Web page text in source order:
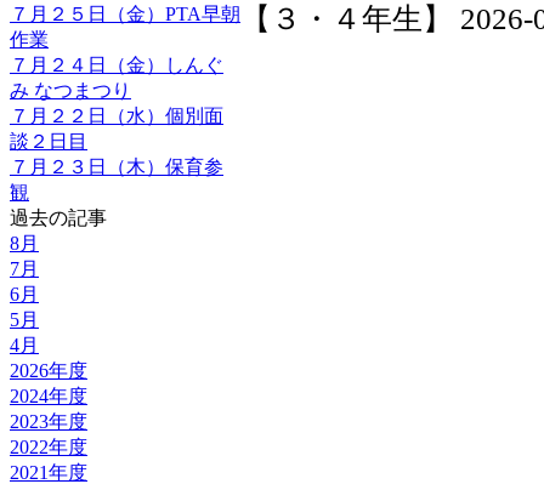
７月２５日（金）PTA早朝
作業
７月２４日（金）しんぐ
み なつまつり
７月２２日（水）個別面
談２日目
７月２３日（木）保育参
観
過去の記事
8月
7月
6月
5月
4月
2026年度
2024年度
2023年度
2022年度
2021年度
【３・４年生】